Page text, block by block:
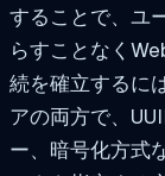
することで、ユ
らすことなく
続を確立するに
アの両方で、
ー、暗号化方式